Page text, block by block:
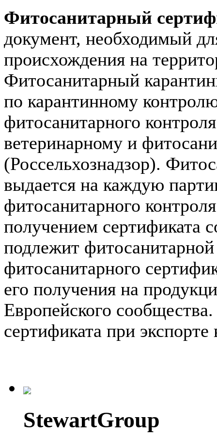
Фитосанитарный
документ, необходимый
происхождения на
Фитосанитарный
по карантинному
фитосанитарного
ветеринарному и
(Россельхознадзор).
выдается на каждую
фитосанитарного
получением сертификата
подлежит
фитосанитарного
его получения на
Европейского
сертификата при
StewartGroup